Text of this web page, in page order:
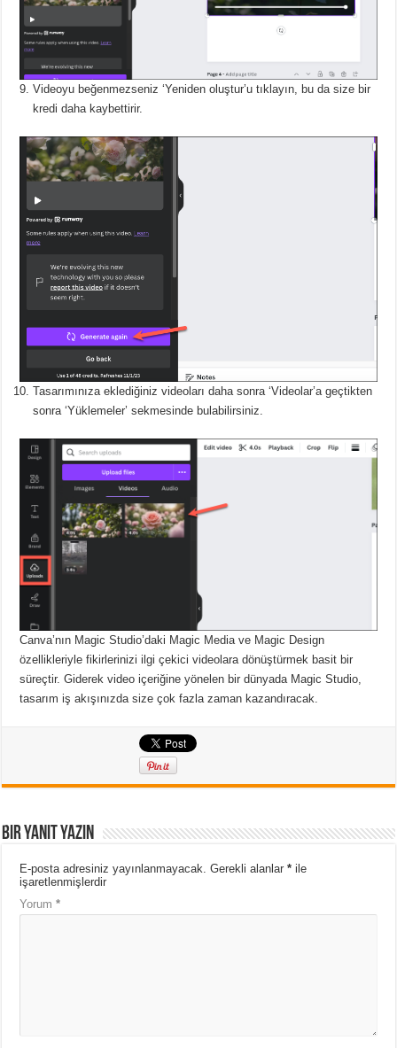
Videoyu beğenmezseniz ‘Yeniden oluştur’u tıklayın, bu da size bir
kredi daha kaybettirir.
Tasarımınıza eklediğiniz videoları daha sonra ‘Videolar’a geçtikten
sonra ‘Yüklemeler’ sekmesinde bulabilirsiniz.
Canva’nın Magic Studio’daki Magic Media ve Magic Design
özellikleriyle fikirlerinizi ilgi çekici videolara dönüştürmek basit bir
süreçtir.Giderek video içeriğine yönelen bir dünyada Magic Studio,
tasarım iş akışınızda size çok fazla zaman kazandıracak.
Bir yanıt yazın
E-posta adresiniz yayınlanmayacak. Gerekli alanlar* ile
işaretlenmişlerdir
Yorum*